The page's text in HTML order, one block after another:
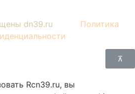
dn39.ru Политика
⊼
Rcn39.ru, вы